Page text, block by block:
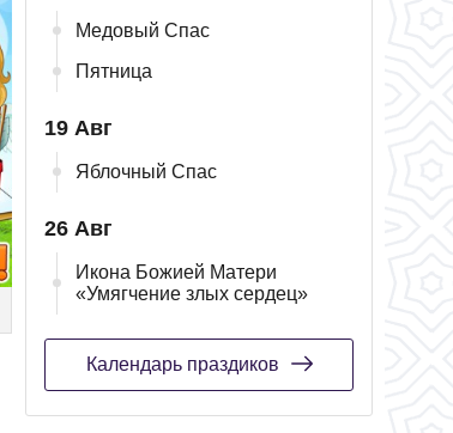
Медовый Спас
Пятница
19 Авг
Яблочный Спас
26 Авг
Икона Божией Матери
«Умягчение злых сердец»
Календарь праздиков